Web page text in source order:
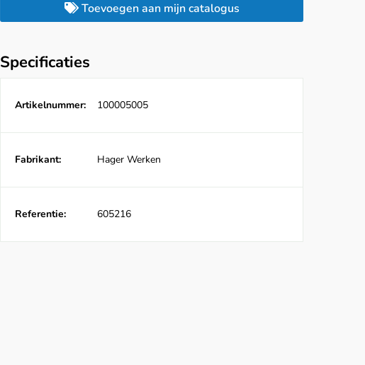
Toevoegen aan mijn catalogus
Specificaties
Artikelnummer: 100005005
Fabrikant: Hager Werken
Referentie: 605216